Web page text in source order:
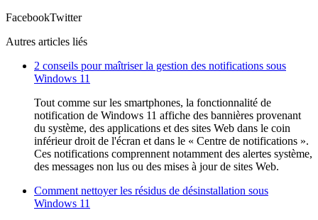
FacebookTwitter
Autres articles liés
2 conseils pour maîtriser la gestion des notifications sous
Windows 11
Tout comme sur les smartphones, la fonctionnalité de
notification de Windows 11 affiche des bannières provenant
du système, des applications et des sites Web dans le coin
inférieur droit de l'écran et dans le « Centre de notifications ».
Ces notifications comprennent notamment des alertes système,
des messages non lus ou des mises à jour de sites Web.
Comment nettoyer les résidus de désinstallation sous
Windows 11